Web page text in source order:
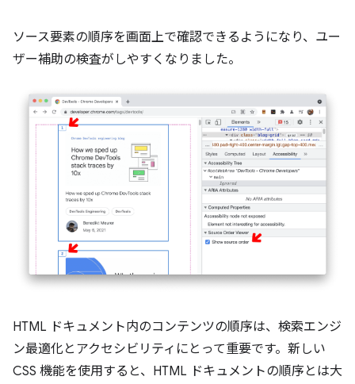
ソース要素の順序を画面上で確認できるようになり、ユー
ザー補助の検査がしやすくなりました。
HTML ドキュメント内のコンテンツの順序は、検索エンジ
ン最適化とアクセシビリティにとって重要です。新しい
CSS 機能を使用すると、HTML ドキュメントの順序とは大